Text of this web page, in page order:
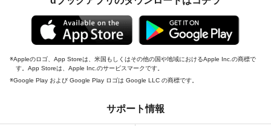
Appleのロゴ、App Storeは、米国もしくはその他の国や地域におけるApple Inc.の商標で
す。App Storeは、Apple Inc.のサービスマークです。
Google Play および Google Play ロゴは Google LLC の商標です。
サポート情報